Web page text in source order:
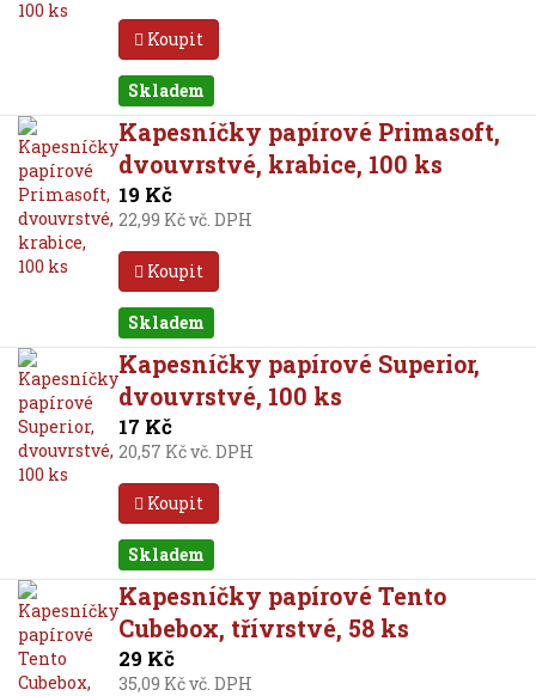
Koupit
Skladem
Kapesníčky papírové Primasoft,
dvouvrstvé, krabice, 100 ks
19 Kč
22,99 Kč vč. DPH
Koupit
Skladem
Kapesníčky papírové Superior,
dvouvrstvé, 100 ks
17 Kč
20,57 Kč vč. DPH
Koupit
Skladem
Kapesníčky papírové Tento
Cubebox, třívrstvé, 58 ks
29 Kč
35,09 Kč vč. DPH